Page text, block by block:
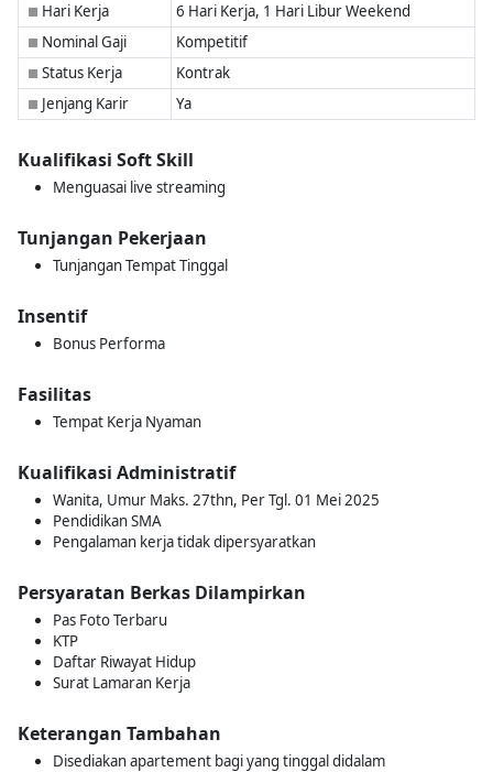
■ Hari Kerja 6 Hari Kerja, 1 Hari Libur Weekend
■ Nominal Gaji Kompetitif
■ Status Kerja Kontrak
■ Jenjang Karir Ya
Kualifikasi Soft Skill
Menguasai live streaming
Tunjangan Pekerjaan
Tunjangan Tempat Tinggal
Insentif
Bonus Performa
Fasilitas
Tempat Kerja Nyaman
Kualifikasi Administratif
Wanita, Umur Maks. 27thn, Per Tgl. 01 Mei 2025
Pendidikan SMA
Pengalaman kerja tidak dipersyaratkan
Persyaratan Berkas Dilampirkan
Pas Foto Terbaru
KTP
Daftar Riwayat Hidup
Surat Lamaran Kerja
Keterangan Tambahan
Disediakan apartement bagi yang tinggal didalam